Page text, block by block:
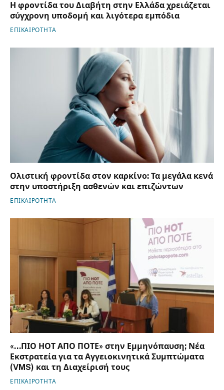
Η φροντίδα του Διαβήτη στην Ελλάδα χρειάζεται
σύγχρονη υποδομή και λιγότερα εμπόδια
ΕΠΙΚΑΙΡΟΤΗΤΑ
Ολιστική φροντίδα στον καρκίνο: Τα μεγάλα κενά
στην υποστήριξη ασθενών και επιζώντων
ΕΠΙΚΑΙΡΟΤΗΤΑ
«…ΠΙΟ ΗΟΤ ΑΠΟ ΠΟΤΕ» στην Εμμηνόπαυση; Νέα
Εκστρατεία για τα Αγγειοκινητικά Συμπτώματα
(VMS) και τη Διαχείρισή τους
ΕΠΙΚΑΙΡΟΤΗΤΑ